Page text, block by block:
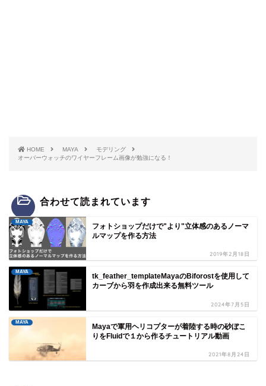
HOME MAYA
モデリング
オーバーウォッチのワイヤーフレーム画像が勉強になる！
合わせて読まれています
MAYA
フォトショップだけで"より"立体感のあるノーマ
ルマップを作る方法
2019年2月18日
MAYA
tk_feather_templateMayaのBiforostを使用して
カーブから羽を作成出来る無料ツール
2024年7月5日
MAYA
Mayaで軍用ヘリコプターが着陸する時の砂ぼこ
りをFluidで１から作るチュートリアル動画
2021年8月24日